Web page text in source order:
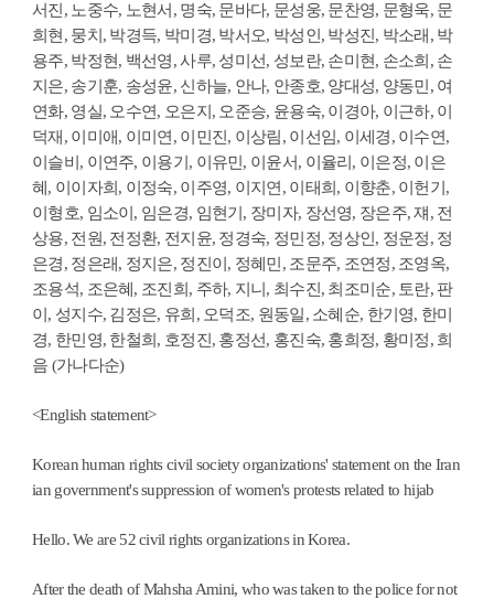
서진, 노중수, 노현서, 명숙, 문바다, 문성웅, 문찬영, 문형욱, 문
희현, 뭉치, 박경득, 박미경, 박서오, 박성인, 박성진, 박소래, 박
용주, 박정현, 백선영, 사루, 성미선, 성보란, 손미현, 손소희, 손
지은, 송기훈, 송성윤, 신하늘, 안나, 안종호, 양대성, 양동민, 여
연화, 영실, 오수연, 오은지, 오준승, 윤용숙, 이경아, 이근하, 이
덕재, 이미애, 이미연, 이민진, 이상림, 이선임, 이세경, 이수연,
이슬비, 이연주, 이용기, 이유민, 이윤서, 이율리, 이은정, 이은
혜, 이이자희, 이정숙, 이주영, 이지연, 이태희, 이향춘, 이헌기,
이형호, 임소이, 임은경, 임현기, 장미자, 장선영, 장은주, 쟤, 전
상용, 전원, 전정환, 전지윤, 정경숙, 정민정, 정상인, 정운정, 정
은경, 정은래, 정지은, 정진이, 정혜민, 조문주, 조연정, 조영옥,
조용석, 조은혜, 조진희, 주하, 지니, 최수진, 최조미순, 토란, 판
이, 성지수, 김정은, 유희, 오덕조, 원동일, 소혜순, 한기영, 한미
경, 한민영, 한철희, 호정진, 홍정선, 홍진숙, 홍희정, 황미정, 희
음 (가나다순)
<English statement>
Korean human rights civil society organizations' statement on the Iran
ian government's suppression of women's protests related to hijab
Hello. We are 52 civil rights organizations in Korea.
After the death of Mahsha Amini, who was taken to the police for not